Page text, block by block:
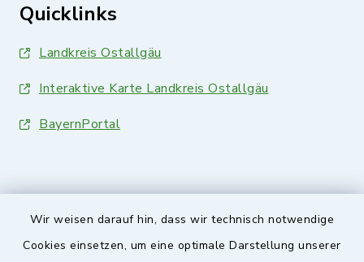
Wir weisen darauf hin, dass wir technisch notwendige
Cookies einsetzen, um eine optimale Darstellung unserer
Quicklinks
Landkreis Ostallgäu
Interaktive Karte Landkreis Ostallgäu
BayernPortal
Sicherer Kontakt